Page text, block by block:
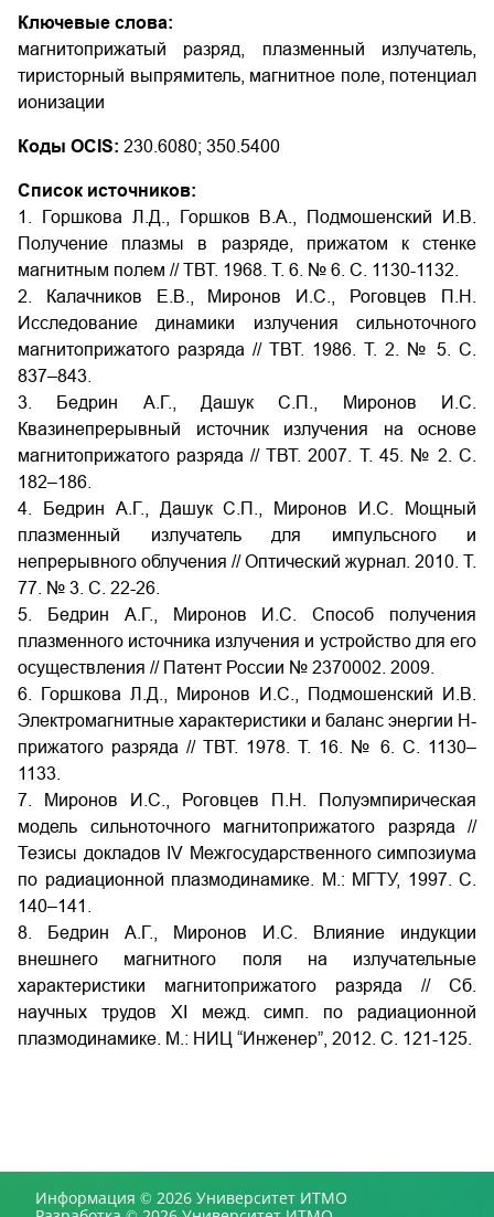
Ключевые слова:
магнитоприжатый разряд, плазменный излучатель,
тиристорный выпрямитель, магнитное поле, потенциал
ионизации
Коды OCIS: 230.6080; 350.5400
Список источников:
1. Горшкова Л.Д., Горшков В.А., Подмошенский И.В.
Получение плазмы в разряде, прижатом к стенке
магнитным полем // ТВТ. 1968. Т. 6. № 6. С. 1130-1132.
2. Калачников Е.В., Миронов И.С., Роговцев П.Н.
Исследование динамики излучения сильноточного
магнитоприжатого разряда // ТВТ. 1986. Т. 2. № 5. С.
837–843.
3. Бедрин А.Г., Дашук С.П., Миронов И.С.
Квазинепрерывный источник излучения на основе
магнитоприжатого разряда // ТВТ. 2007. Т. 45. № 2. С.
182–186.
4. Бедрин А.Г., Дашук С.П., Миронов И.С. Мощный
плазменный излучатель для импульсного и
непрерывного облучения // Оптический журнал. 2010. Т.
77. № 3. С. 22-26.
5. Бедрин А.Г., Миронов И.С. Способ получения
плазменного источника излучения и устройство для его
осуществления // Патент России № 2370002. 2009.
6. Горшкова Л.Д., Миронов И.С., Подмошенский И.В.
Электромагнитные характеристики и баланс энергии Н-
прижатого разряда // ТВТ. 1978. Т. 16. № 6. С. 1130–
1133.
7. Миронов И.С., Роговцев П.Н. Полуэмпирическая
модель сильноточного магнитоприжатого разряда //
Тезисы докладов IV Межгосударственного симпозиума
по радиационной плазмодинамике. М.: МГТУ, 1997. С.
140–141.
8. Бедрин А.Г., Миронов И.С. Влияние индукции
внешнего магнитного поля на излучательные
характеристики магнитоприжатого разряда // Сб.
научных трудов XI межд. симп. по радиационной
плазмодинамике. М.: НИЦ “Инженер”, 2012. С. 121-125.
Информация © 2026 Университет ИТМО